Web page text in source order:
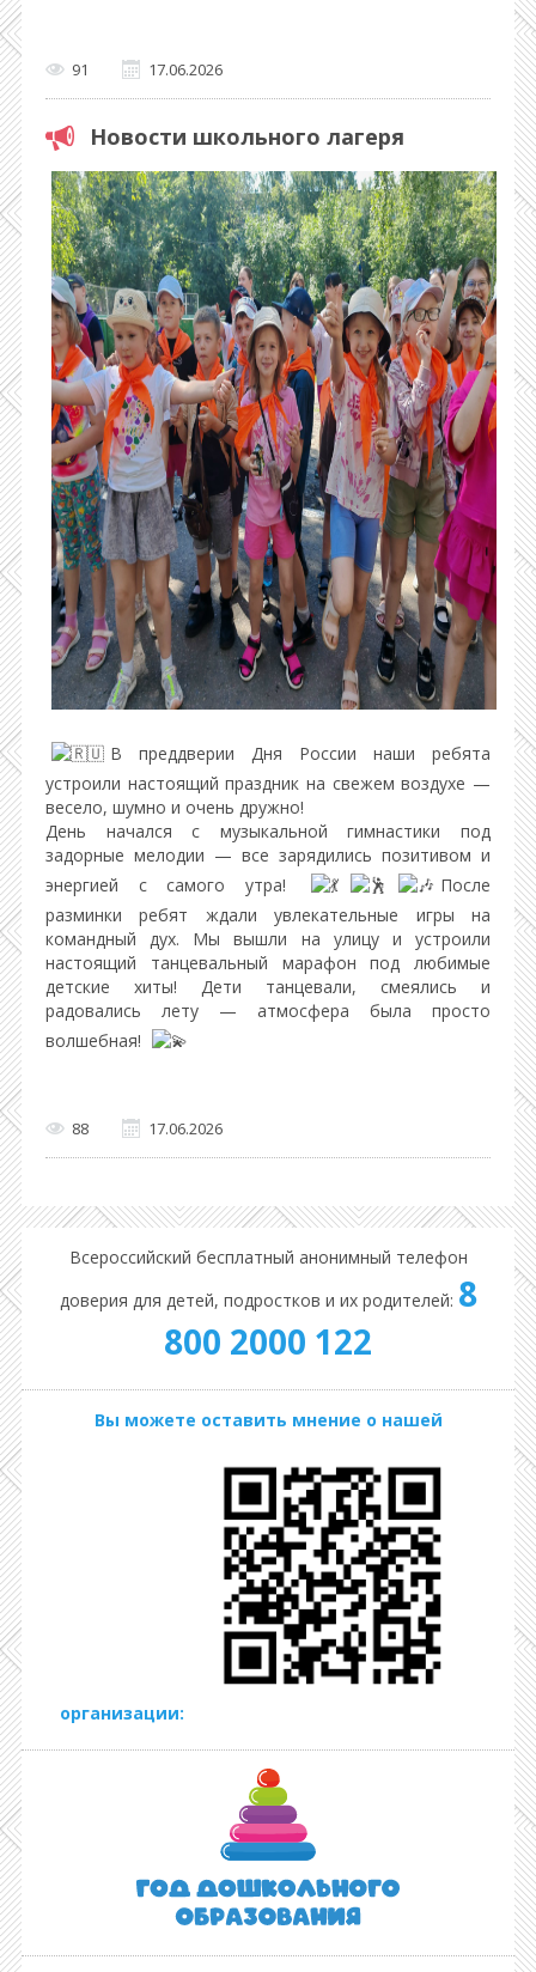
91 17.06.2026
Новости школьного лагеря
В преддверии Дня России наши ребята
устроили настоящий праздник на свежем воздухе —
весело, шумно и очень дружно!
День начался с музыкальной гимнастики под
задорные мелодии — все зарядились позитивом и
энергией с самого утра!
После
разминки ребят ждали увлекательные игры на
командный дух. Мы вышли на улицу и устроили
настоящий танцевальный марафон под любимые
детские хиты! Дети танцевали, смеялись и
радовались лету — атмосфера была просто
волшебная!
88 17.06.2026
Всероссийский бесплатный анонимный телефон
доверия для детей, подростков и их родителей: 8
800 2000 122
Вы можете оставить мнение о нашей
организации: